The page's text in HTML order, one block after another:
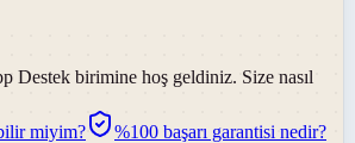
Destek birimine hoş geldiniz. Size nasıl
miyim?
%100 başarı garantisi nedir?